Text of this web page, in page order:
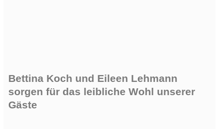
Bettina Koch und Eileen Lehmann
sorgen für das leibliche Wohl unserer
Gäste